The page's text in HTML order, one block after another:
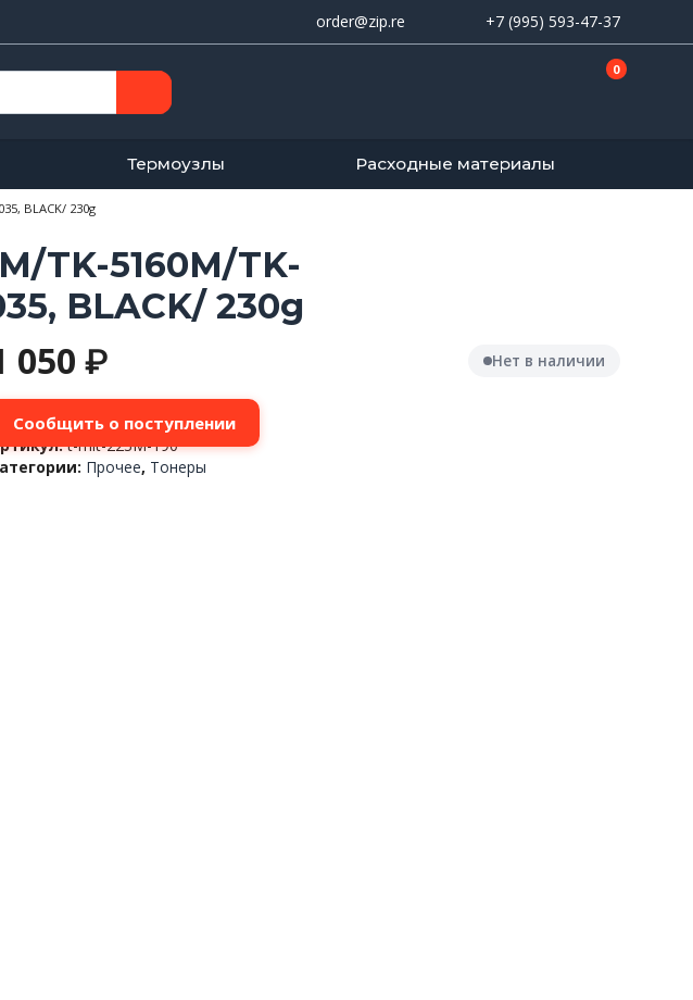
order@zip.re +7 (995) 593-47-37
0
Термоузлы Расходные материалы
BLACK/ 230g
TK-5160M/TK-
BLACK/ 230g
050₽ Нет в наличии
Сообщить о поступлении
t-mit-223M-190
Прочее, Тонеры